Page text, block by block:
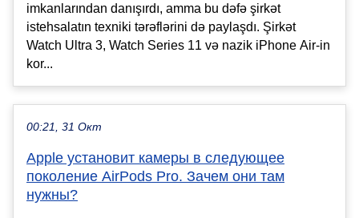
imkanlarından danışırdı, amma bu dəfə şirkət
istehsalatın texniki tərəflərini də paylaşdı. Şirkət
Watch Ultra 3, Watch Series 11 və nazik iPhone Air-in
kor...
00:21, 31 Окт
Apple установит камеры в следующее
поколение AirPods Pro. Зачем они там
нужны?